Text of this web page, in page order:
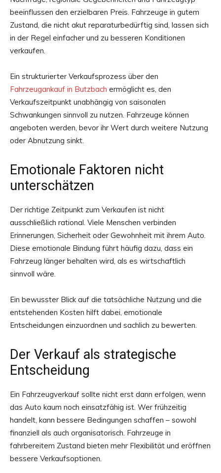
beeinflussen den erzielbaren Preis. Fahrzeuge in gutem
Zustand, die nicht akut reparaturbedürftig sind, lassen sich
in der Regel einfacher und zu besseren Konditionen
verkaufen.
Ein strukturierter Verkaufsprozess über den
Fahrzeugankauf in Butzbach ermöglicht es, den
Verkaufszeitpunkt unabhängig von saisonalen
Schwankungen sinnvoll zu nutzen. Fahrzeuge können
angeboten werden, bevor ihr Wert durch weitere Nutzung
oder Abnutzung sinkt.
Emotionale Faktoren nicht
unterschätzen
Der richtige Zeitpunkt zum Verkaufen ist nicht
ausschließlich rational. Viele Menschen verbinden
Erinnerungen, Sicherheit oder Gewohnheit mit ihrem Auto.
Diese emotionale Bindung führt häufig dazu, dass ein
Fahrzeug länger behalten wird, als es wirtschaftlich
sinnvoll wäre.
Ein bewusster Blick auf die tatsächliche Nutzung und die
entstehenden Kosten hilft dabei, emotionale
Entscheidungen einzuordnen und sachlich zu bewerten.
Der Verkauf als strategische
Entscheidung
Ein Fahrzeugverkauf sollte nicht erst dann erfolgen, wenn
das Auto kaum noch einsatzfähig ist. Wer frühzeitig
handelt, kann bessere Bedingungen schaffen – sowohl
finanziell als auch organisatorisch. Fahrzeuge in
fahrbereitem Zustand bieten mehr Flexibilität und eröffnen
bessere Verkaufsoptionen.